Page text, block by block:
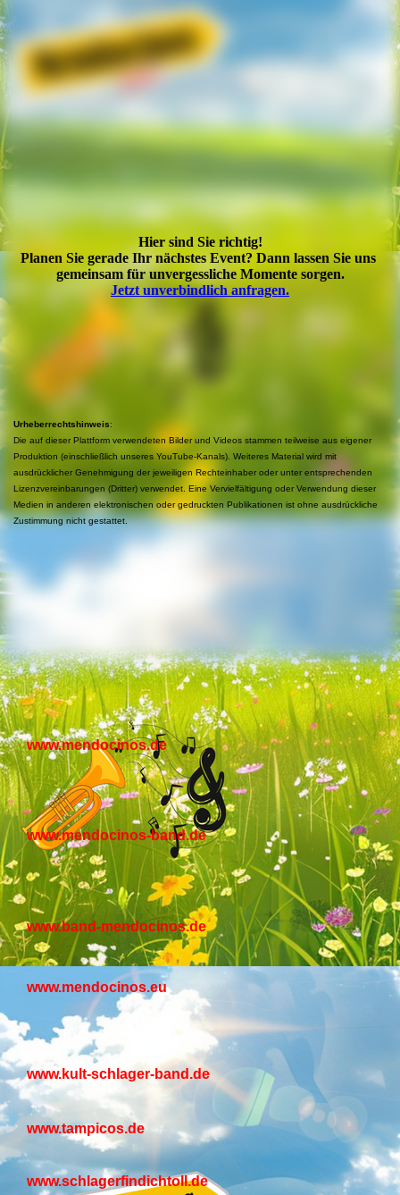
Hier sind Sie richtig!
Planen Sie gerade Ihr nächstes Event? Dann lassen Sie uns
gemeinsam für unvergessliche Momente sorgen.
Jetzt unverbindlich anfragen.
Urheberrechtshinweis:
Die auf dieser Plattform verwendeten Bilder und Videos stammen teilweise aus eigener
Produktion (einschließlich unseres YouTube-Kanals). Weiteres Material wird mit
ausdrücklicher Genehmigung der jeweiligen Rechteinhaber oder unter entsprechenden
Lizenzvereinbarungen (Dritter) verwendet. Eine Vervielfältigung oder Verwendung dieser
Medien in anderen elektronischen oder gedruckten Publikationen ist ohne ausdrückliche
Zustimmung nicht gestattet.
www.mendocinos.de
www.mendocinos-band.de
www.band-mendocinos.de
www.mendocinos.eu
www.kult-schlager-band.de
www.tampicos.de
www.schlagerfindichtoll.de